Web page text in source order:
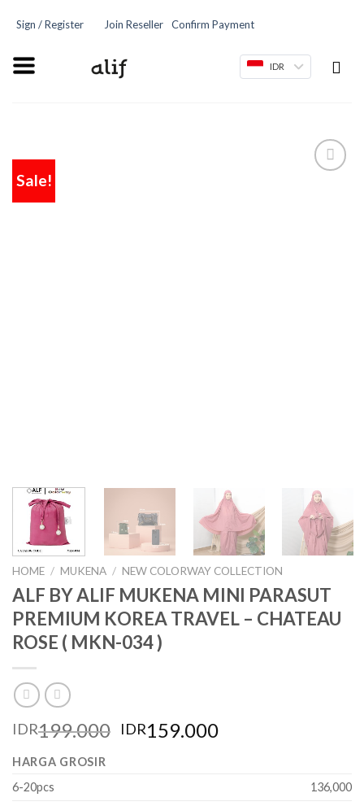
Sign / Register Join Reseller Confirm Payment
IDR
Sale!
HOME / MUKENA / NEW COLORWAY COLLECTION
ALF BY ALIF MUKENA MINI PARASUT
PREMIUM KOREA TRAVEL – CHATEAU
ROSE ( MKN-034 )
IDR199.000 IDR159.000
HARGA GROSIR
6-20pcs
136,000